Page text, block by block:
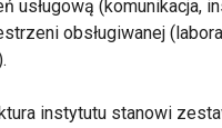
usługową (komunikacja,
obsługiwanej
instytutu stanowi